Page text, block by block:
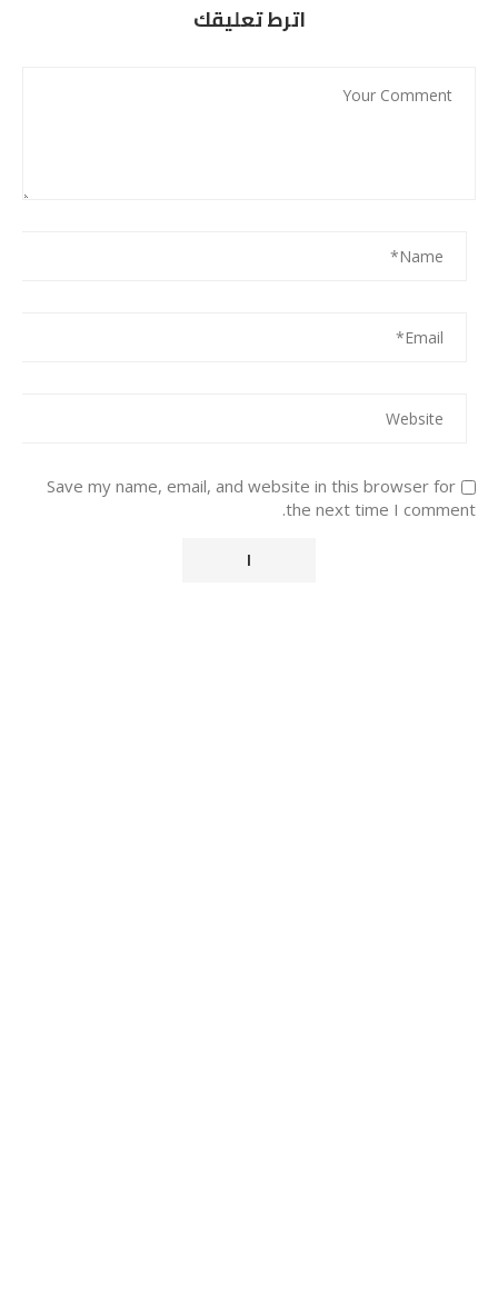
اترط تعليقك
Save my name, email, and website in this browser for
the next time I comment.